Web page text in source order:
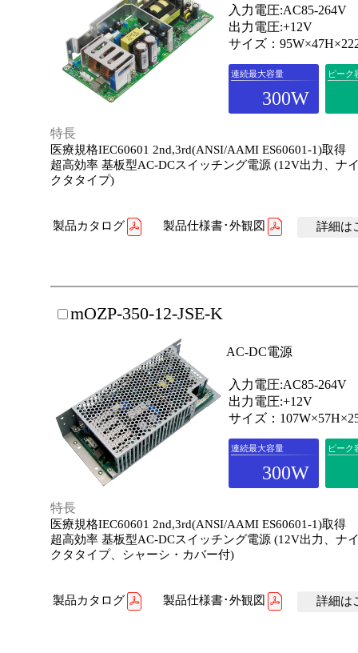
入力電圧:AC85-264V
出力電圧:+12V
サイズ：
連続最大容量
300W
ピーク
特長
医療規格IEC60601 2nd,3rd(ANSI/AAMI ES60601-1)取得
超高効率 基板型AC-DCスイッチング電源 (12V出力、ナ
クタタイプ)
製品カタログ 製品仕様書･外観図 詳細は
mOZP-350-12-JSE-K
AC-DC電源
入力電圧:AC85-264V
出力電圧:+12V
サイズ：
連続最大容量
300W
ピーク
特長
医療規格IEC60601 2nd,3rd(ANSI/AAMI ES60601-1)取得
超高効率 基板型AC-DCスイッチング電源 (12V出力、ナ
クタタイプ、シャーシ・カバー付)
製品カタログ 製品仕様書･外観図 詳細は